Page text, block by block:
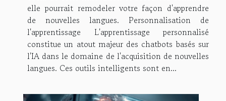
elle pourrait remodeler votre façon d'apprendre
de nouvelles langues. Personnalisation de
l'apprentissage L'apprentissage personnalisé
constitue un atout majeur des chatbots basés sur
l'IA dans le domaine de l'acquisition de nouvelles
langues. Ces outils intelligents sont en...